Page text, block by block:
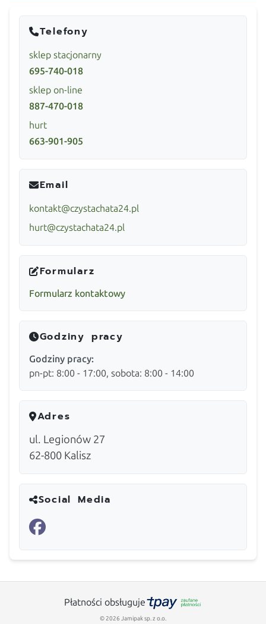
Telefony
sklep stacjonarny
695-740-018
sklep on-line
887-470-018
hurt
663-901-905
Email
kontakt@czystachata24.pl
hurt@czystachata24.pl
Formularz
Formularz kontaktowy
Godziny pracy
Godziny pracy:
pn-pt: 8:00 - 17:00, sobota: 8:00 - 14:00
Adres
ul. Legionów 27
62-800 Kalisz
Social Media
Płatności obsługuje
© 2026 Jamipak sp. z o.o.